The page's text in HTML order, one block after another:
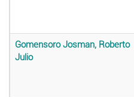
Gomensoro Josman, Roberto
Julio